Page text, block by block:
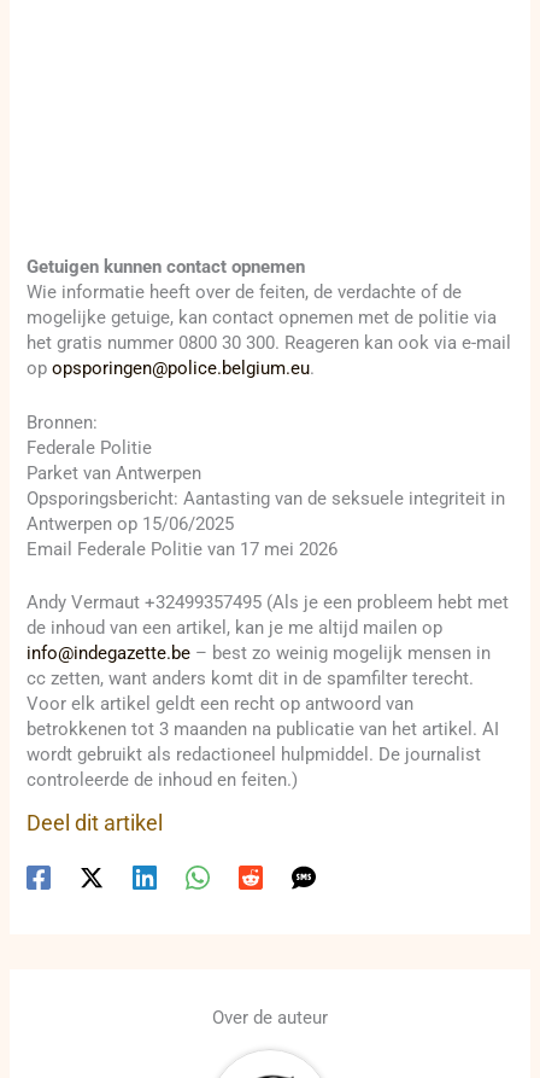
Getuigen kunnen contact opnemen
Wie informatie heeft over de feiten, de verdachte of de
mogelijke getuige, kan contact opnemen met de politie via
het gratis nummer 0800 30 300. Reageren kan ook via e-mail
opopsporingen@police.belgium.eu.
Bronnen:
Federale Politie
Parket van Antwerpen
Opsporingsbericht: Aantasting van de seksuele integriteit in
Antwerpen op 15/06/2025
Email Federale Politie van 17 mei 2026
Andy Vermaut +32499357495 (Als je een probleem hebt met
de inhoud van een artikel, kan je me altijd mailen op
info@indegazette.be – best zo weinig mogelijk mensen in
cc zetten, want anders komt dit in de spamfilter terecht.
Voor elk artikel geldt een recht op antwoord van
betrokkenen tot 3 maanden na publicatie van het artikel. AI
wordt gebruikt als redactioneel hulpmiddel. De journalist
controleerde de inhoud en feiten.)
Deel dit artikel
Over de auteur